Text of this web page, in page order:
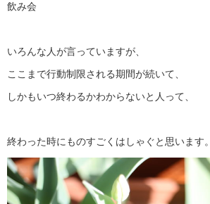
飲み会
いろんな人が言っていますが、
ここまで行動制限される期間が続いて、
しかもいつ終わるかわからないと人って、
終わった時にものすごくはしゃぐと思います。